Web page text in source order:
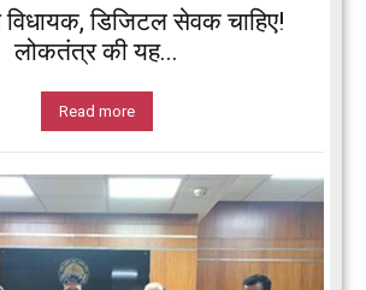
विधायक, डिजिटल सेवक चाहिए!
लोकतंत्र की यह...
Read more